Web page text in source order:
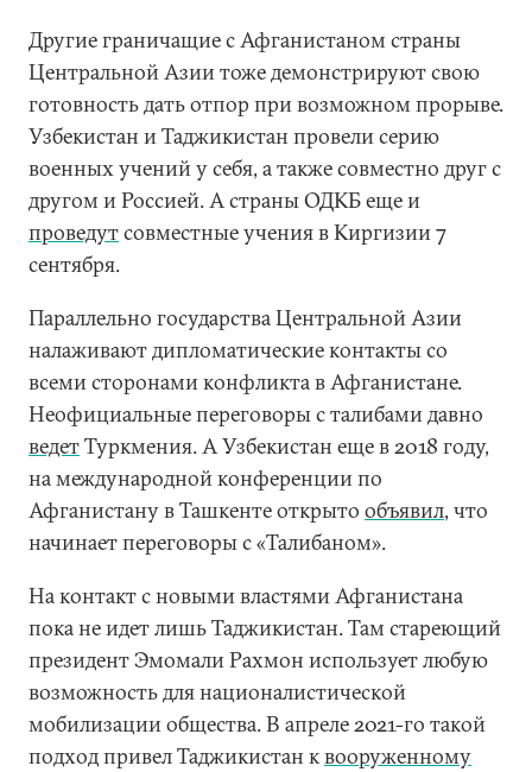
Другие граничащие с Афганистаном страны
Центральной Азии тоже демонстрируют свою
готовность дать отпор при возможном прорыве.
Узбекистан и Таджикистан провели серию
военных учений у себя, а также совместно друг с
другом и Россией. А страны ОДКБ еще и
проведутсовместные учения в Киргизии 7
сентября.
Параллельно государства Центральной Азии
налаживают дипломатические контакты со
всеми сторонами конфликта в Афганистане.
Неофициальные переговоры с талибами давно
ведетТуркмения. А Узбекистан еще в 2018 году,
на международной конференции по
Афганистану в Ташкенте открыто объявил, что
начинает переговоры с «Талибаном».
На контакт с новыми властями Афганистана
пока не идет лишь Таджикистан. Там стареющий
президент Эмомали Рахмон использует любую
возможность для националистической
мобилизации общества. В апреле 2021-го такой
подход привел Таджикистан квооруженному